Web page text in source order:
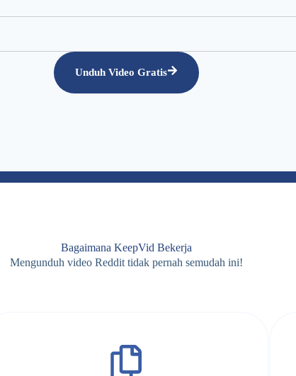
Unduh Video Gratis
Bagaimana KeepVid Bekerja
Mengunduh video Reddit tidak pernah semudah ini!